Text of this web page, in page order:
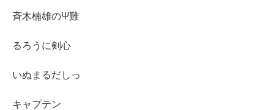
斉木楠雄のΨ難
るろうに剣心
いぬまるだしっ
キャプテン